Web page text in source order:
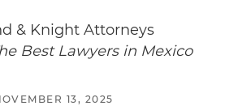
& Knight Attorneys
Best Lawyers in Mexico
13, 2025